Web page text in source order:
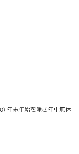
末年始を除き年中無休